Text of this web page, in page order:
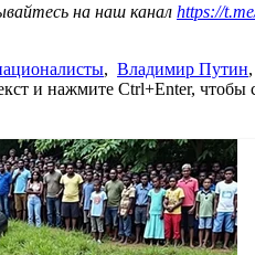
на наш канал https://
, Владимир Путин,
и нажмите Ctrl+Enter, чтобы